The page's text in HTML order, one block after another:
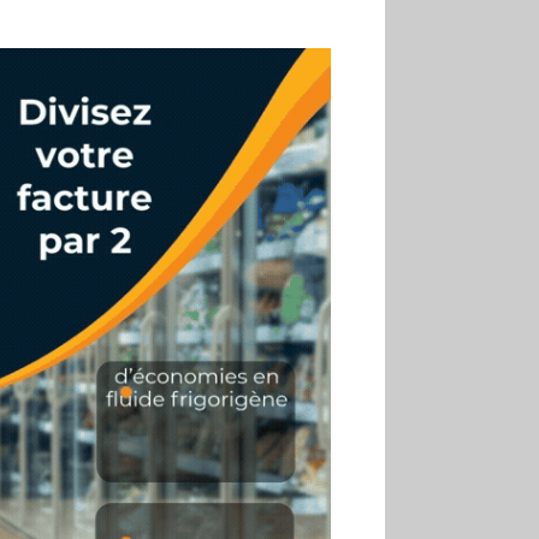
réduire sa consommation
01.07
Aldi Studio lance sa
première collection capsule
inspirée de ses codes
visuels
01.07
Cafom annonce
des résultats semestriels en
hausse, portés par le e-
commerce
30.06
La Sportiva affiche
une croissance solide en
2025